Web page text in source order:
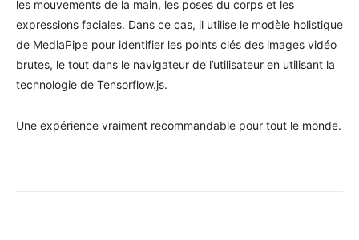
les mouvements de la main, les poses du corps et les
expressions faciales. Dans ce cas, il utilise le modèle holistique
de MediaPipe pour identifier les points clés des images vidéo
brutes, le tout dans le navigateur de l’utilisateur en utilisant la
technologie de Tensorflow.js.
Une expérience vraiment recommandable pour tout le monde.